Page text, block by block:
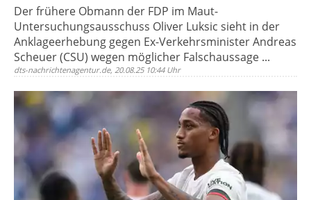
Der frühere Obmann der FDP im Maut-
Untersuchungsausschuss Oliver Luksic sieht in der
Anklageerhebung gegen Ex-Verkehrsminister Andreas
Scheuer (CSU) wegen möglicher Falschaussage ...
dts-nachrichtenagentur.de, 20.08.25 10:44 Uhr